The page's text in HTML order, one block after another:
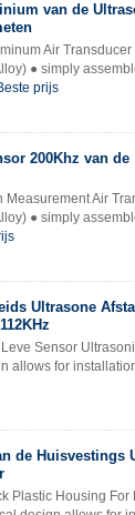
van de
Air
● simply
prijs
200Khz van de
Air
● simply
Ultrasone
Sensor
allows for
de Huisvestings
Plastic Housing